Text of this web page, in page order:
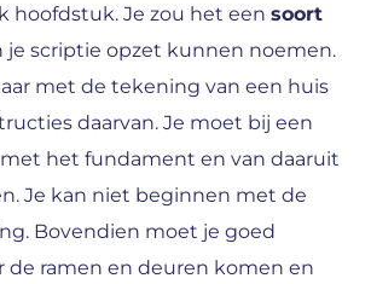
hoofdstuk. Je zou het een soort
je scriptie opzet kunnen noemen.
met de tekening van een huis
daarvan. Je moet bij een
het fundament en van daaruit
Je kan niet beginnen met de
Bovendien moet je goed
de ramen en deuren komen en